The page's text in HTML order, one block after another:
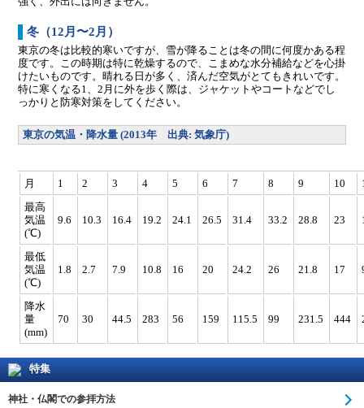
冬（12月〜2月）
東京の冬は比較的寒いですが、雪が降ることは冬の間に何度かある程
度です。この時期は特に乾燥するので、こまめな水分補給などを心掛
けたいものです。晴れる日が多く、済んだ空気がとてもきれいです。
特に寒くなる1、2月に外を歩く際は、ジャケットやコートなどでし
っかりと防寒対策をしてください。
東京の気温・降水量 (2013年 出典: 気象庁)
月 1 2 3 4 5 6 7 8 9 10
最高
気温
(℃)
9.6 10.3 16.4 19.2 24.1 26.5 31.4 33.2 28.8 23
最低
気温
(℃)
1.8 2.7 7.9 10.8 16 20 24.2 26 21.8 17
降水
量
(mm)
70 30 44.5 283 56 159 115.5 99 231.5 444
特集
神社・仏閣での参拝方法